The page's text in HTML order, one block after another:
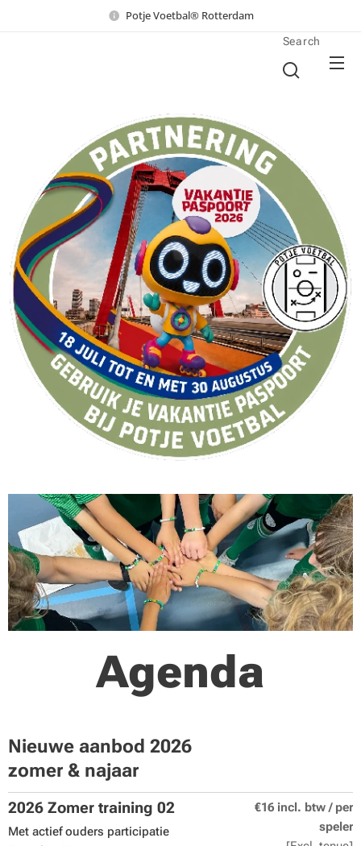
Potje Voetbal® Rotterdam
Search
Agenda
Nieuwe aanbod 2026
zomer & najaar
2026 Zomer training 02
Met actief ouders participatie
€16 incl. btw / per
speler